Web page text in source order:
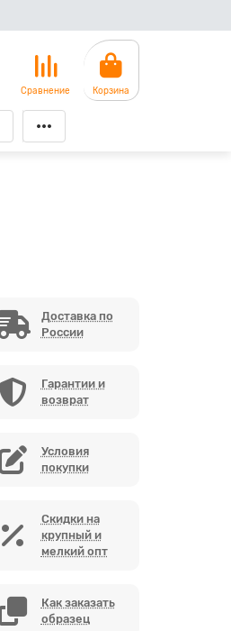
Сравнение Корзина
Доставка по
России
Гарантии и
возврат
Условия
покупки
Скидки на
крупный и
мелкий опт
Как заказать
образец